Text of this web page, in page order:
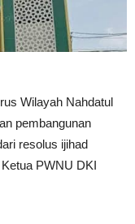
Wilayah Nahdatul
pembangunan
resolus ijihad
PWNU DKI